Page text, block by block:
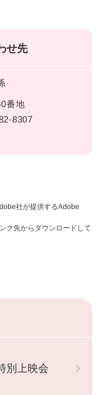
せ先
番地
8307
社が提供するAdobe
ク先からダウンロードして
別上映会